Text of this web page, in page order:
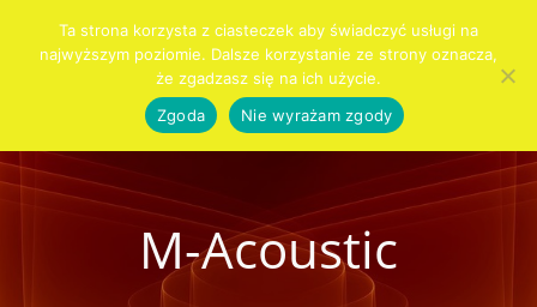
KIM PRO AUDIO
DOMU
AKUSTYKA
WNĘTRZ
SYSTEMY
ALARMOWE
SPRZĘT
KONTAKT
CENNIK
BlogSzukaj:
M-Acoustic
Ta strona korzysta z ciasteczek aby świadczyć usługi na
najwyższym poziomie. Dalsze korzystanie ze strony oznacza,
że zgadzasz się na ich użycie.
Zgoda
Nie wyrażam zgody